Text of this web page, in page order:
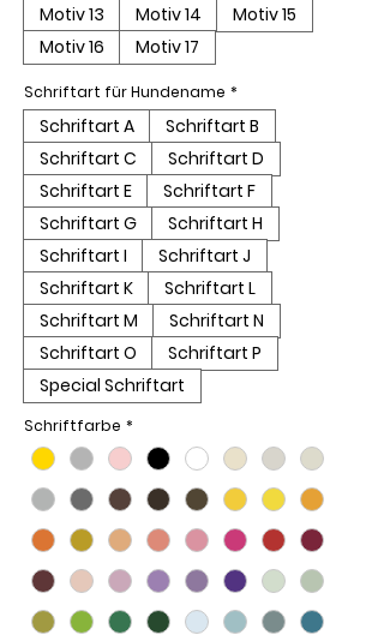
Motiv 13
Motiv 14
Motiv 15
Motiv 16
Motiv 17
Schriftart für Hundename *
Schriftart A
Schriftart B
Schriftart C
Schriftart D
Schriftart E
Schriftart F
Schriftart G
Schriftart H
Schriftart I
Schriftart J
Schriftart K
Schriftart L
Schriftart M
Schriftart N
Schriftart O
Schriftart P
Special Schriftart
Schriftfarbe *